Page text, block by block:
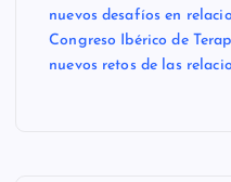
nuevos desafíos en
Congreso Ibérico de
nuevos retos de las